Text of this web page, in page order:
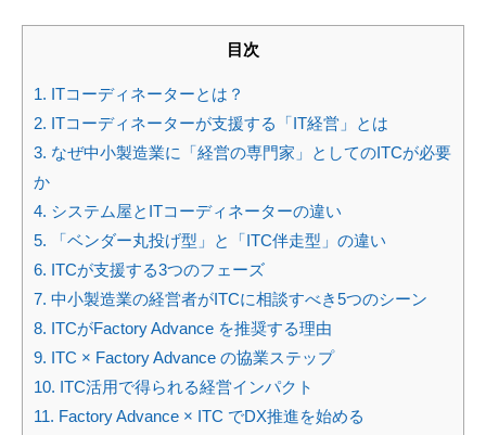
目次
1. ITコーディネーターとは？
2. ITコーディネーターが支援する「IT経営」とは
3. なぜ中小製造業に「経営の専門家」としてのITCが必要
か
4. システム屋とITコーディネーターの違い
5. 「ベンダー丸投げ型」と「ITC伴走型」の違い
6. ITCが支援する3つのフェーズ
7. 中小製造業の経営者がITCに相談すべき5つのシーン
8. ITCがFactory Advance を推奨する理由
9. ITC × Factory Advance の協業ステップ
10. ITC活用で得られる経営インパクト
11. Factory Advance × ITC でDX推進を始める